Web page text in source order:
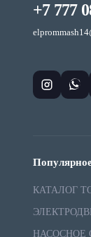
+7 777
КАТАЛОГ
НАСОСНОЕ